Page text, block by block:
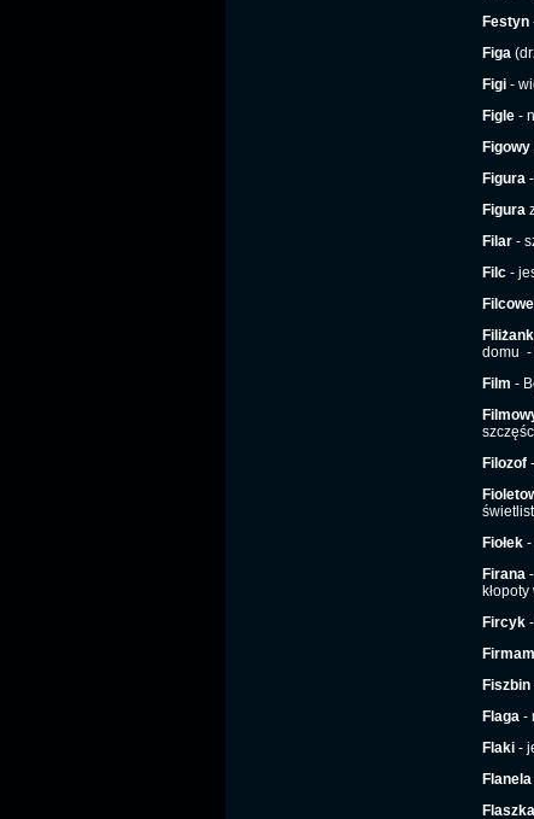
Festyn
Figa
Figi-
Figle-
Figowy
Figura-
Figura
Filar-
Filc-
Filcowe
domu -
Film -
Filozof-
Fiołek-
Firana-
Fircyk-
Fiszbin
Flaga-
Flaki-
Flanela
Flaszka